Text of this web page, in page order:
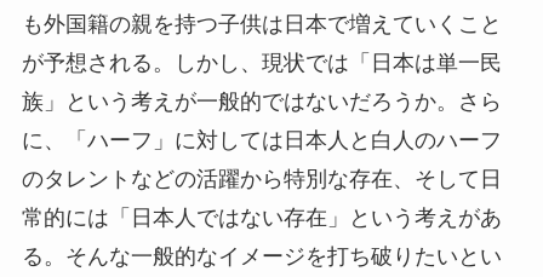
も外国籍の親を持つ子供は日本で増えていくこと
が予想される。しかし、現状では「日本は単一民
族」という考えが一般的ではないだろうか。さら
に、「ハーフ」に対しては日本人と白人のハーフ
のタレントなどの活躍から特別な存在、そして日
常的には「日本人ではない存在」という考えがあ
る。そんな一般的なイメージを打ち破りたいとい